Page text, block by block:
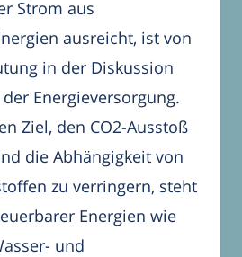
Strom aus
ausreicht, ist von
in der Diskussion
Energieversorgung.
Ziel, den CO2-Ausstoß
die Abhängigkeit von
zu verringern, steht
Energien wie
und